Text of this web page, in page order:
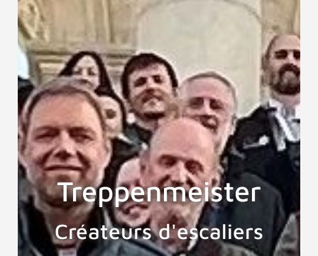
Treppenmeister
Créateurs d'escaliers